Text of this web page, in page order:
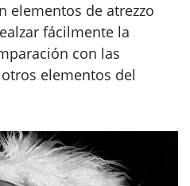
elementos de atrezzo
fácilmente la
con las
elementos del